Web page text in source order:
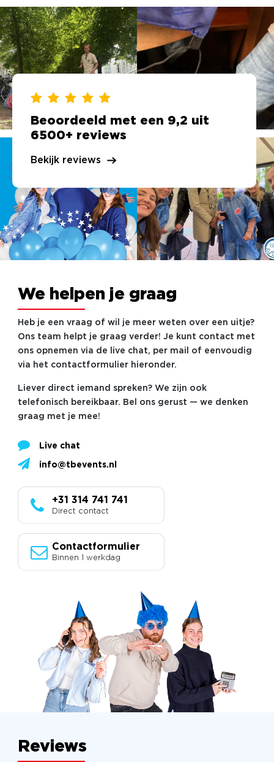
Beoordeeld met een 9,2 uit
6500+ reviews
Bekijk reviews
We helpen je graag
Heb je een vraag of wil je meer weten over een uitje?
Ons team helpt je graag verder! Je kunt contact met
ons opnemen via de live chat, per mail of eenvoudig
via het contactformulier hieronder.
Liever direct iemand spreken? We zijn ook
telefonisch bereikbaar. Bel ons gerust — we denken
graag met je mee!
Live chat
info@tbevents.nl
+31 314 741 741
Direct contact
Contactformulier
Binnen 1 werkdag
Reviews